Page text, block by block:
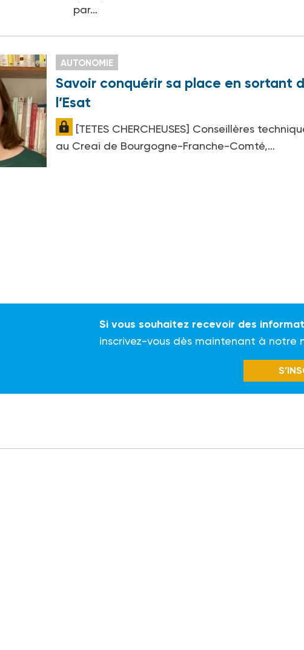
par…
AUTONOMIE
Savoir conquérir sa place en sortant
l’Esat
[TETES CHERCHEUSES] Conseillères
au Creai de Bourgogne-Franche-Comté,…
Si vous souhaitez recevoir des
inscrivez-vous dès maintenant à notre